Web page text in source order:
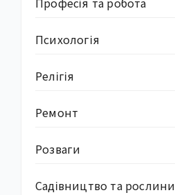
Психологія
Релігія
Ремонт
Розваги
Садівництво та рослини